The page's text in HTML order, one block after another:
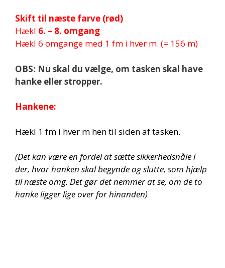
Skift til næste farve (rød)
Hækl 6. – 8. omgang
Hækl 6 omgange med 1 fm i hver m. (= 156 m)
OBS: Nu skal du vælge, om tasken skal have
hanke eller stropper.
Hankene:
Hækl 1 fm i hver m hen til siden af tasken.
(Det kan være en fordel at sætte sikkerhedsnåle i
der, hvor hanken skal begynde og slutte, som hjælp
til næste omg. Det gør det nemmer at se, om de to
hanke ligger lige over for hinanden)